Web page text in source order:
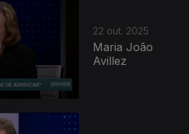
22 out. 2025
Maria João
Avillez